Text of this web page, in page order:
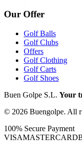
Our Offer
Golf Balls
Golf Clubs
Offers
Golf Clothing
Golf Carts
Golf Shoes
Buen Golpe S.L. Your
© 2026 Buengolpe. All
100% Secure Payment
VISAMASTERCARD